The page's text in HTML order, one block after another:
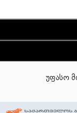
უფასო